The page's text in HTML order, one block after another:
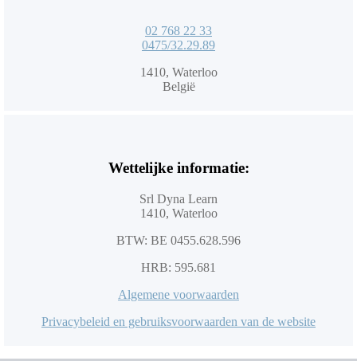
02 768 22 33
0475/32.29.89
1410, Waterloo
België
Wettelijke informatie:
Srl Dyna Learn
1410, Waterloo
BTW: BE 0455.628.596
HRB: 595.681
Algemene voorwaarden
Privacybeleid en gebruiksvoorwaarden van de website